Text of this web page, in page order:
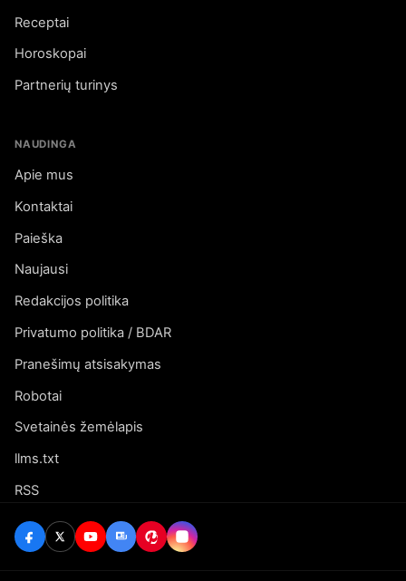
Receptai
Horoskopai
Partnerių turinys
NAUDINGA
Apie mus
Kontaktai
Paieška
Naujausi
Redakcijos politika
Privatumo politika / BDAR
Pranešimų atsisakymas
Robotai
Svetainės žemėlapis
llms.txt
RSS